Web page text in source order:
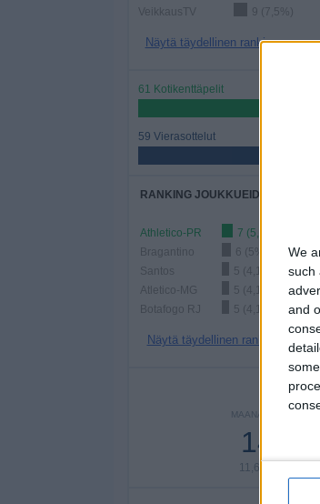
We
such
and
VeikkausTV
9 (7,5%)
Näytä täydellinen ranking
61 Kotikenttäpelit
59 Vierasottelut
RANKING JOUKKUEIDEN
Athletico-PR
7 (5,83%)
Bragantino
6 (5%)
Santos
5 (4,17%)
Atletico-MG
5 (4,17%)
Botafogo RJ
5 (4,17%)
Näytä täydellinen ranking
MAANANTAI
14
11,67%